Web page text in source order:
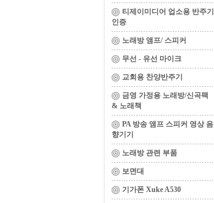
티제이미디어 업소용 반주기
인증
노래방 앰프/ 스피커
무선 - 유선 마이크
교회용 찬양반주기
금영 가정용 노래방/신곡팩
& 노래책
PA 방송 앰프 스피커 영상 음
향기기
노래방 관련 부품
보면대
기가폰 Xuke A530